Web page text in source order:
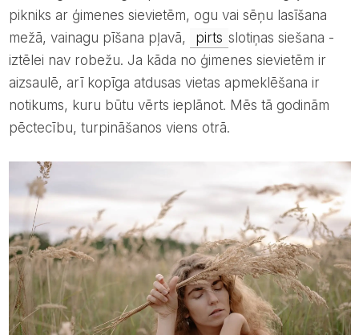
pikniks ar ģimenes sievietēm, ogu vai sēņu lasīšana
mežā, vainagu pīšana pļavā,
pirts slotiņas siešana -
iztēlei nav robežu. Ja kāda no ģimenes sievietēm ir
aizsaulē, arī kopīga atdusas vietas apmeklēšana ir
notikums, kuru būtu vērts ieplānot. Mēs tā godinām
pēctecību, turpināšanos viens otrā.